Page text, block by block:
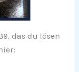
das du lösen